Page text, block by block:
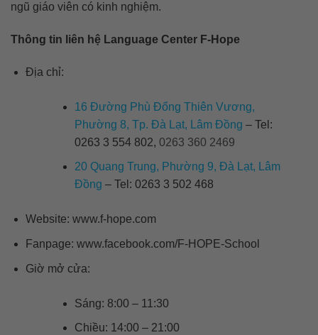
ngũ giáo viên có kinh nghiệm.
Thông tin liên hệ Language Center F-Hope
Địa chỉ:
16 Đường Phù Đổng Thiên Vương,
Phường 8, Tp. Đà Lạt, Lâm Đồng – Tel:
0263 3 554 802, 0263 360 2469
20 Quang Trung, Phường 9, Đà Lạt, Lâm
Đồng – Tel: 0263 3 502 468
Website: www.f-hope.com
Fanpage: www.facebook.com/F-HOPE-School
Giờ mở cửa:
Sáng: 8:00 – 11:30
Chiều: 14:00 – 21:00